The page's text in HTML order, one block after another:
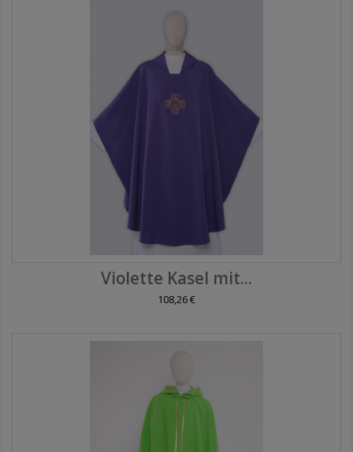
Violette Kasel mit...
108,26 €